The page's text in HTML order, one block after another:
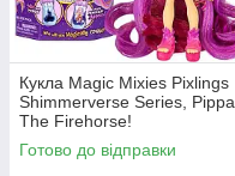
Кукла Magic Mixies Pixlings
Shimmerverse Series, Pippa
The Firehorse!
Готово до відправки